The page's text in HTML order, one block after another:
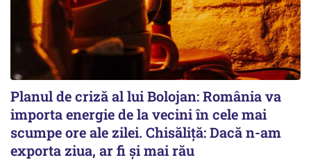
Planul de criză al lui Bolojan: România va
importa energie de la vecini în cele mai
scumpe ore ale zilei. Chisăliță: Dacă n-am
exporta ziua, ar fi și mai rău